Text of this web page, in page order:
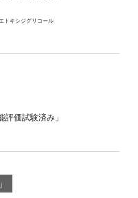
トキシジグリコール
価試験済み」